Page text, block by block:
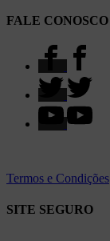
FALE CONOSCO
Termos e Condições
SITE SEGURO